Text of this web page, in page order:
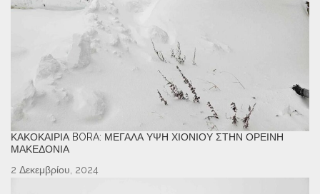
ΚΑΚΟΚΑΙΡΊΑ BORA: ΜΕΓΆΛΑ ΎΨΗ ΧΙΟΝΙΟΎ ΣΤΗΝ ΟΡΕΙΝΉ
ΜΑΚΕΔΟΝΊΑ
2 Δεκεμβρίου, 2024